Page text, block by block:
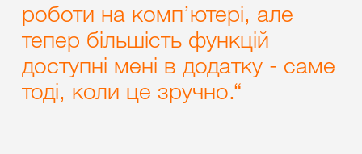
роботи на комп’ютері, але
тепер більшість функцій
доступні мені в додатку - саме
тоді, коли це зручно.“